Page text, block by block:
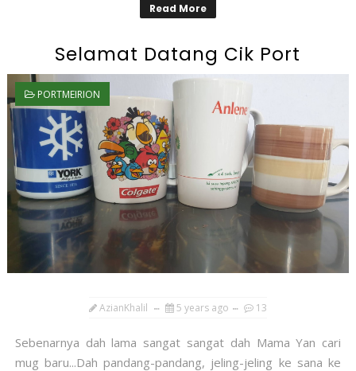
Read More
Selamat Datang Cik Port
PORTMEIRION
AzianKhalil 5 years ago 13
Sebenarnya dah lama sangat sangat dah Mama Yan cari
mug baru...Dah pandang-pandang, jeling-jeling ke sana ke